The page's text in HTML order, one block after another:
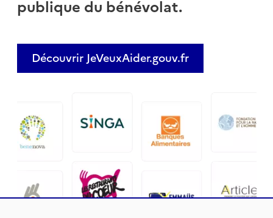
publique du bénévolat.
Découvrir JeVeuxAider.gouv.fr